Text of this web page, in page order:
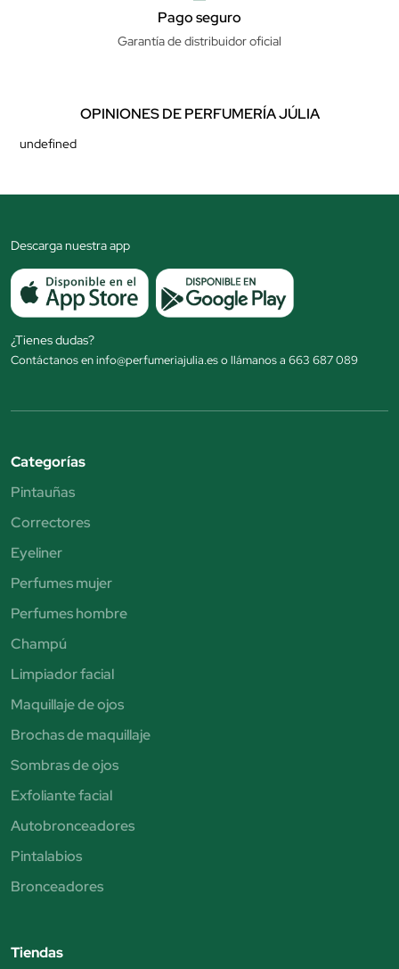
Pago seguro
Garantía de distribuidor oficial
OPINIONES DE PERFUMERÍA JÚLIA
undefined
Descarga nuestra app
¿Tienes dudas?
Contáctanos en info@perfumeriajulia.es o llámanos a 663 687 089
Categorías
Pintauñas
Correctores
Eyeliner
Perfumes mujer
Perfumes hombre
Champú
Limpiador facial
Maquillaje de ojos
Brochas de maquillaje
Sombras de ojos
Exfoliante facial
Autobronceadores
Pintalabios
Bronceadores
Tiendas